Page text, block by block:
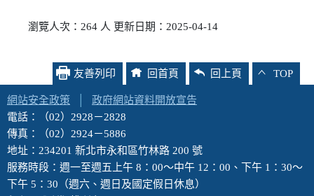
瀏覽人次：264 人 更新日期：2025-04-14
友善列印 回首頁 回上頁 TOP
網站安全政策
政府網站資料開放宣告
電話：（02）2928－2828
傳真：（02）2924－5886
地址：234201 新北市永和區竹林路 200 號
服務時段：週一至週五上午 8：00～中午 12：00、下午 1：30～
下午 5：30（週六、週日及國定假日休息）